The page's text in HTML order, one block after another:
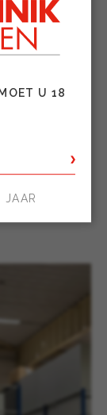
cadeau
U 18
JAAR